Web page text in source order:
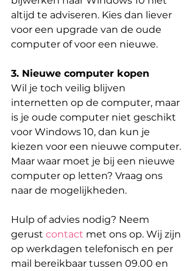
altijd te adviseren. Kies dan liever
voor een upgrade van de oude
computer of voor een nieuwe.
3. Nieuwe computer kopen
Wil je toch veilig blijven
internetten op de computer, maar
is je oude computer niet geschikt
voor Windows 10, dan kun je
kiezen voor een nieuwe computer.
Maar waar moet je bij een nieuwe
computer op letten? Vraag ons
naar de mogelijkheden.
Hulp of advies nodig? Neem
gerust contact met ons op. Wij zijn
op werkdagen telefonisch en per
mail bereikbaar tussen 09.00 en